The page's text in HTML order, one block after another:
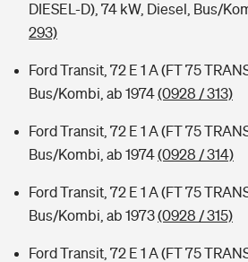
DIESEL-D), 74 kW, Diesel, Bus/
293)
Ford Transit, 72 E 1 A (FT 75
Bus/Kombi, ab 1974(0928 / 313)
Ford Transit, 72 E 1 A (FT 75
Bus/Kombi, ab 1974(0928 / 314)
Ford Transit, 72 E 1 A (FT 75
Bus/Kombi, ab 1973(0928 / 315)
Ford Transit, 72 E 1 A (FT 75